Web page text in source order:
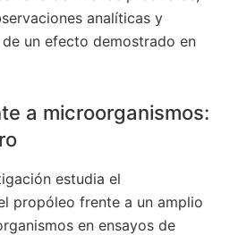
analíticas y
un efecto demostrado en
a microorganismos:
estudia el
propóleo frente a un amplio
en ensayos de